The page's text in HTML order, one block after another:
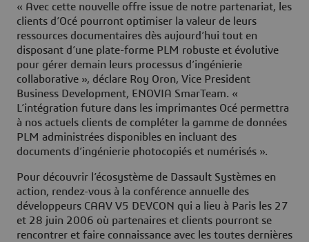
« Avec cette nouvelle offre issue de notre partenariat, les
clients d’Océ pourront optimiser la valeur de leurs
ressources documentaires dès aujourd’hui tout en
disposant d’une plate-forme PLM robuste et évolutive
pour gérer demain leurs processus d’ingénierie
collaborative », déclare Roy Oron, Vice President
Business Development, ENOVIA SmarTeam. «
L’intégration future dans les imprimantes Océ permettra
à nos actuels clients de compléter la gamme de données
PLM administrées disponibles en incluant des
documents d’ingénierie photocopiés et numérisés ».
Pour découvrir l’écosystème de Dassault Systèmes en
action, rendez-vous à la conférence annuelle des
développeurs CAAV V5 DEVCON qui a lieu à Paris les 27
et 28 juin 2006 où partenaires et clients pourront se
rencontrer et faire connaissance avec les toutes dernières